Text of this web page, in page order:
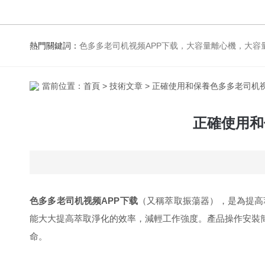
熱門關鍵詞： 色多多老司机视频APP下载，大容量離心機，大容量振蕩器，高速冷凍離心機，生化、光照、振蕩培養箱，磁力攪拌
當前位置： 首頁 > 技術文章 > 正確使用和保養色多多老司机
正確使用
色多多老司机视频APP下载（又稱萃取振蕩器），是為提
能大大提高萃取淨化的效率，減輕工作強度。產品操作安
命。